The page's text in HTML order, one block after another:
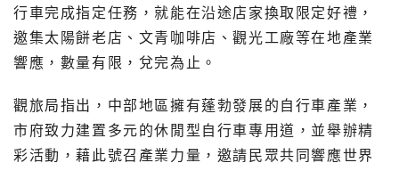
行車完成指定任務，就能在沿途店家換取限定好禮，
邀集太陽餅老店、文青咖啡店、觀光工廠等在地產業
響應，數量有限，兌完為止。
觀旅局指出，中部地區擁有蓬勃發展的自行車產業，
市府致力建置多元的休閒型自行車專用道，並舉辦精
彩活動，藉此號召產業力量，邀請民眾共同響應世界